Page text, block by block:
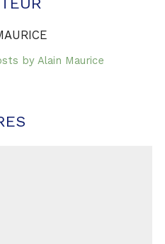
by Alain Maurice